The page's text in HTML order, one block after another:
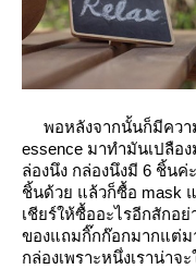
พอหลังจากนั้นก็มีความ
essence มาทำมันเปลือ
ล่องนึง กล่องนึงมี 6 ชิ้นค่
ชิ้นด้วย แล้วก็ซื้อ mask
เชียร์ให้ซื้ออะไรอีกสักอย่
ของแถมกิ๊กก๊อกมากแต่ม
กล่องเพราะหนึ่งเราน่า